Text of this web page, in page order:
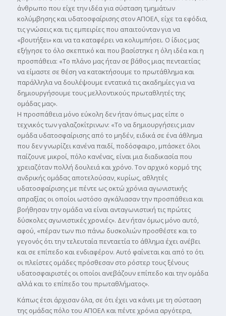
άνθρωπο που είχε την ιδέα για σύσταση τµηµάτων
κολύµβησης και υδατοσφαίρισης στον ΑΠΟΕΛ, είχε τα εφόδια,
τις γνώσεις και τις εµπειρίες που απαιτούνταν για να
«βουτήξει» και να τα καταφέρει να κολυµπήσει. Ο ίδιος µας
εξήγησε το όλο σκεπτικό και που βασίστηκε η όλη ιδέα και η
προσπάθεια: «Το πλάνο µας ήταν σε βάθος µιας πενταετίας
να είµαστε σε θέση να κατακτήσουµε το πρωτάθληµα και
παράλληλα να δουλέψουµε εντατικά τις ακαδηµίες για να
δηµιουργήσουµε τους µελλοντικούς πρωταθλητές της
οµάδας µας».
Η προσπάθεια µόνο εύκολη δεν ήταν όπως µας είπε ο
τεχνικός των γαλαζοκίτρινων: «Το να δηµιουργήσεις µιαν
οµάδα υδατοσφαίρισης από το µηδέν, ειδικά σε ένα άθληµα
που δεν γνωρίζει κανένα παιδί, ποδόσφαιρο, µπάσκετ όλοι
παίζουνε µικροί, πόλο κανένας, είναι µια διαδικασία που
χρειαζόταν πολλή δουλειά και χρόνο. Τον αρχικό κορµό της
ανδρικής οµάδας αποτελούσαν, κυρίως, αθλητές
υδατοσφαίρισης µε πέντε ως οκτώ χρόνια αγωνιστικής
απραξίας οι οποίοι ωστόσο αγκάλιασαν την προσπάθεια και
βοήθησαν την οµάδα να είναι ανταγωνιστική τις πρώτες
δύσκολες αγωνιστικές χρονιές». Δεν ήταν όµως µόνο αυτό,
αφού, «πέραν των πιο πάνω δυσκολιών προσθέστε και το
γεγονός ότι την τελευταία πενταετία το άθληµα έχει ανέβει
και σε επίπεδο και ενδιαφέρον. Αυτό φαίνεται και από το ότι
οι πλείστες οµάδες πρόσθεσαν στο ρόστερ τους ξένους
υδατοσφαιριστές οι οποίοι ανεβάζουν επίπεδο και την οµάδα
αλλά και το επίπεδο του πρωταθλήµατος».
Κάπως έτσι άρχισαν όλα, σε ότι έχει να κάνει µε τη σύσταση
της οµάδας πόλο του ΑΠΟΕΛ και πέντε χρόνια αργότερα,